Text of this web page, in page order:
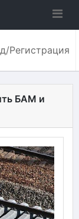
Регистрация
БАМ и